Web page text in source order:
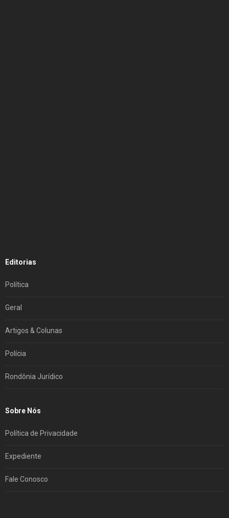
Editorias
Política
Geral
Artigos & Colunas
Polícia
Rondônia Jurídico
Sobre Nós
Política de Privacidade
Expediente
Fale Conosco